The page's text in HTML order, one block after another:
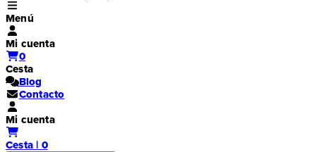
Menú
Mi cuenta
0
Cesta
Blog
Contacto
Mi cuenta
Cesta | 0